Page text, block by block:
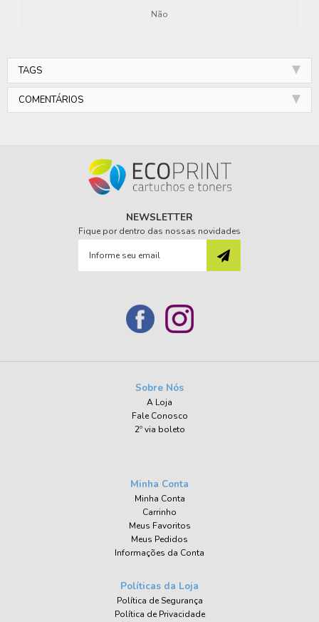
Não
TAGS
COMENTÁRIOS
NEWSLETTER
Fique por dentro das nossas novidades
Sobre Nós
A Loja
Fale Conosco
2º via boleto
Minha Conta
Minha Conta
Carrinho
Meus Favoritos
Meus Pedidos
Informações da Conta
Políticas da Loja
Política de Segurança
Política de Privacidade